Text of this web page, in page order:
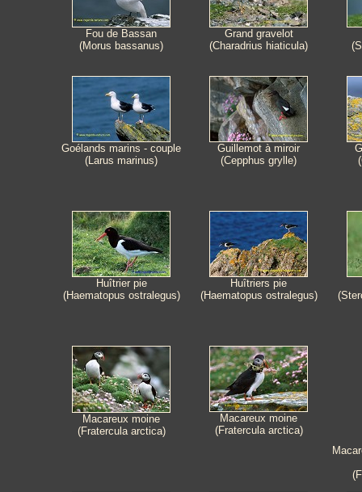
Fou de Bassan
(Morus bassanus)
Grand gravelot
(Charadrius hiaticula)
Goélands marins - couple
(Larus marinus)
Guillemot à miroir
(Cepphus grylle)
Huîtrier pie
(Haematopus ostralegus)
Huîtriers pie
(Haematopus ostralegus)
Macareux moine
(Fratercula arctica)
Macareux moine
(Fratercula arctica)